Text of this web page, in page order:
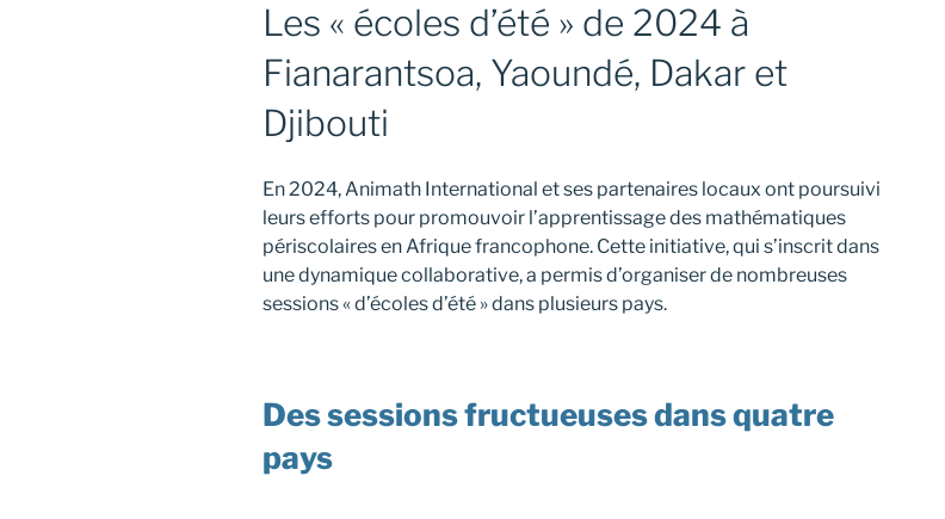
Les « écoles d’été » de 2024 à
Fianarantsoa, Yaoundé, Dakar et
Djibouti
En 2024, Animath International et ses partenaires locaux ont poursuivi
leurs efforts pour promouvoir l’apprentissage des mathématiques
périscolaires en Afrique francophone. Cette initiative, qui s’inscrit dans
une dynamique collaborative, a permis d’organiser de nombreuses
sessions « d’écoles d’été » dans plusieurs pays.
Des sessions fructueuses dans quatre
pays